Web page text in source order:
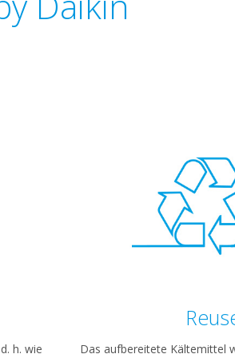
h. wie
Das aufbereitete Kältemittel